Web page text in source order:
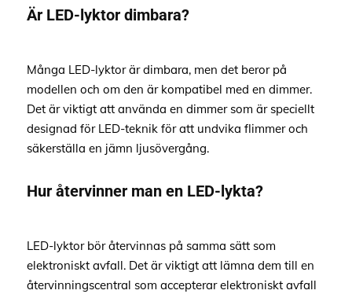
Är LED-lyktor dimbara?
Många LED-lyktor är dimbara, men det beror på
modellen och om den är kompatibel med en dimmer.
Det är viktigt att använda en dimmer som är speciellt
designad för LED-teknik för att undvika flimmer och
säkerställa en jämn ljusövergång.
Hur återvinner man en LED-lykta?
LED-lyktor bör återvinnas på samma sätt som
elektroniskt avfall. Det är viktigt att lämna dem till en
återvinningscentral som accepterar elektroniskt avfall